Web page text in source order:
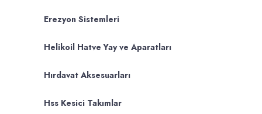
Erezyon Sistemleri
Helikoil Hatve Yay ve Aparatları
Hırdavat Aksesuarları
Hss Kesici Takımlar